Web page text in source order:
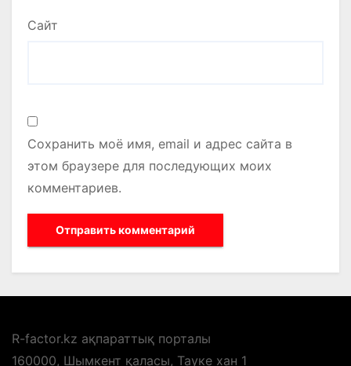
Сайт
Сохранить моё имя, email и адрес сайта в
этом браузере для последующих моих
комментариев.
R-factor.kz ақпараттық порталы
160000, Шымкент қаласы, Тауке хан 1